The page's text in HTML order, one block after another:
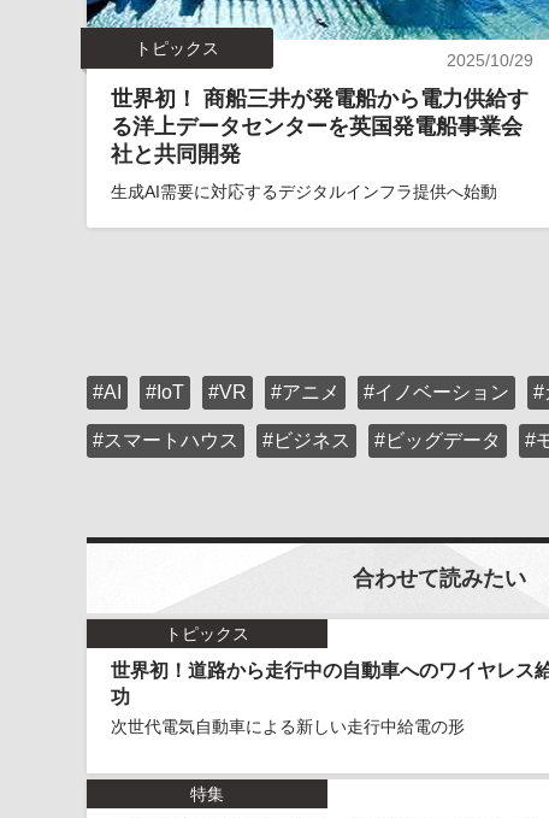
トピックス
2025/10/29
世界初！ 商船三井が発電船から電力供給す
る洋上データセンターを英国発電船事業会
社と共同開発
生成AI需要に対応するデジタルインフラ提供へ始動
#AI #IoT #VR #アニメ #イノベーション #
#スマートハウス #ビジネス #ビッグデータ #
合わせて読みたい
トピックス
世界初！道路から走行中の自動車へのワイヤレス
功
次世代電気自動車による新しい走行中給電の形
特集